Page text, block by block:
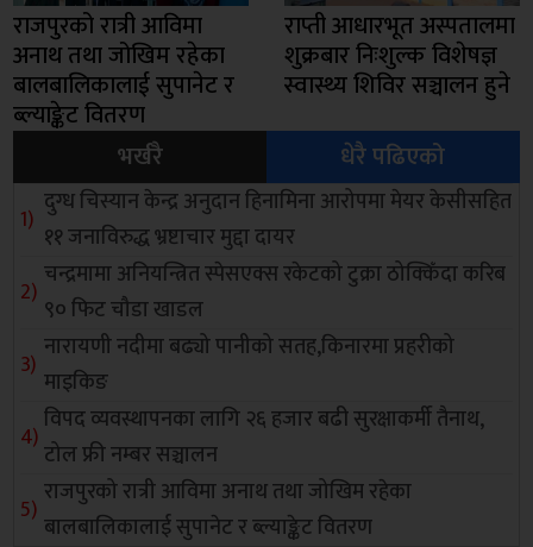
राजपुरको रात्री आविमा
अनाथ तथा जोखिम रहेका
बालबालिकालाई सुपानेट र
ब्ल्याङ्केट वितरण
राप्ती आधारभूत अस्पतालमा
शुक्रबार निःशुल्क विशेषज्ञ
स्वास्थ्य शिविर सञ्चालन हुने
भर्खरै
धेरै पढिएको
दुग्ध चिस्यान केन्द्र अनुदान हिनामिना आरोपमा मेयर केसीसहित
११ जनाविरुद्ध भ्रष्टाचार मुद्दा दायर
चन्द्रमामा अनियन्त्रित स्पेसएक्स रकेटको टुक्रा ठोक्किँदा करिब
९० फिट चौडा खाडल
नारायणी नदीमा बढ्यो पानीको सतह,किनारमा प्रहरीको
माइकिङ
विपद व्यवस्थापनका लागि २६ हजार बढी सुरक्षाकर्मी तैनाथ,
टोल फ्री नम्बर सञ्चालन
राजपुरको रात्री आविमा अनाथ तथा जोखिम रहेका
बालबालिकालाई सुपानेट र ब्ल्याङ्केट वितरण